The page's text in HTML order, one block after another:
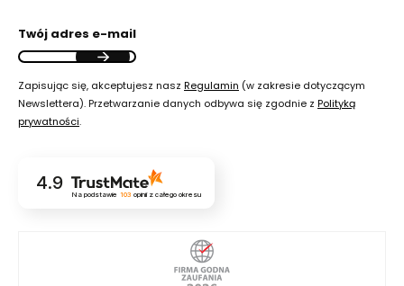
Twój adres e-mail
Zapisując się, akceptujesz nasz Regulamin (w zakresie dotyczącym
Newslettera). Przetwarzanie danych odbywa się zgodnie z Polityką
prywatności.
4.9
Na podstawie 103 opinii z całego okresu